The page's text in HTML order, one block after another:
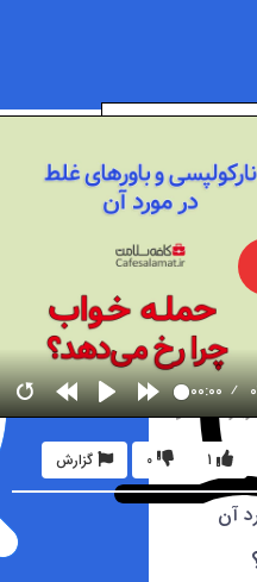
00:00
گزارش 0 1
آن